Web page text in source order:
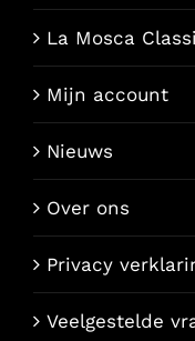
La Mosca
Mijn account
Nieuws
Over ons
Privacy
Veelgestelde